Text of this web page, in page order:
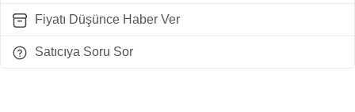
Fiyatı Düşünce Haber Ver
Satıcıya Soru Sor